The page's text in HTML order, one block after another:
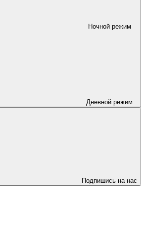
Ночной режим
Дневной режим
Подпишись на нас